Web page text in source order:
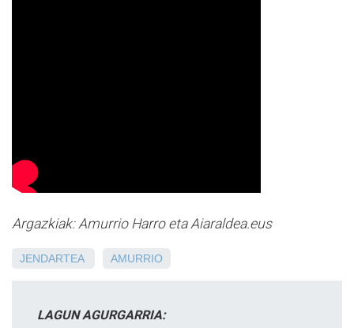
Argazkiak: Amurrio Harro eta Aiaraldea.eus
JENDARTEA AMURRIO
LAGUN AGURGARRIA: